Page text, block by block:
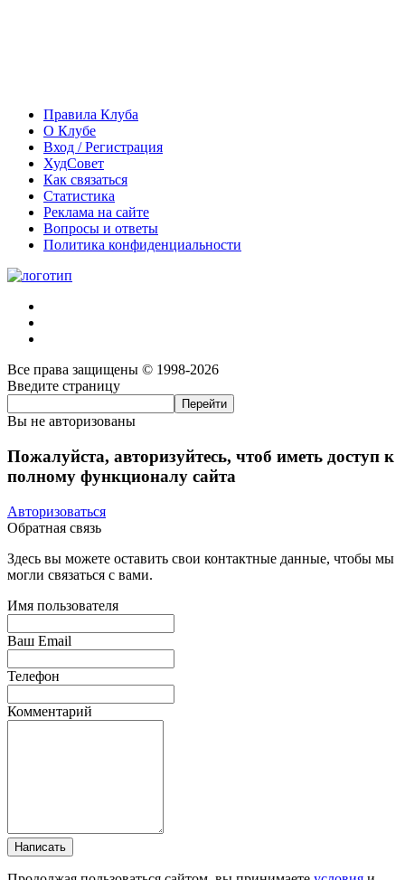
Правила Клуба
О Клубе
Вход / Регистрация
ХудСовет
Как связаться
Статистика
Реклама на сайте
Вопросы и ответы
Политика конфиденциальности
Все права защищены © 1998-2026
Введите страницу
Вы не авторизованы
Пожалуйста, авторизуйтесь, чтоб иметь доступ к
полному функционалу сайта
Авторизоваться
Обратная связь
Здесь вы можете оставить свои контактные данные, чтобы мы
могли связаться с вами.
Имя пользователя
Ваш Email
Телефон
Комментарий
Написать